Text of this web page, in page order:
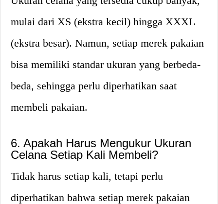
mulai dari XS (ekstra kecil) hingga XXXL
(ekstra besar). Namun, setiap merek pakaian
bisa memiliki standar ukuran yang berbeda-
beda, sehingga perlu diperhatikan saat
membeli pakaian.
6. Apakah Harus Mengukur Ukuran
Celana Setiap Kali Membeli?
Tidak harus setiap kali, tetapi perlu
diperhatikan bahwa setiap merek pakaian